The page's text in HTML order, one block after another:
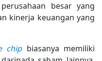
besar yang
kinerja keuangan yang
chipbiasanya memiliki